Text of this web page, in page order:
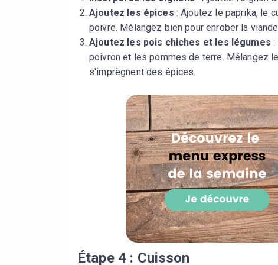
Ajoutez les épices : Ajoutez le paprika, le
poivre. Mélangez bien pour enrober la
Ajoutez les pois chiches et les légumes :
poivron et les pommes de terre. Mélangez
s'imprègnent des épices.
Étape 4 : Cuisson